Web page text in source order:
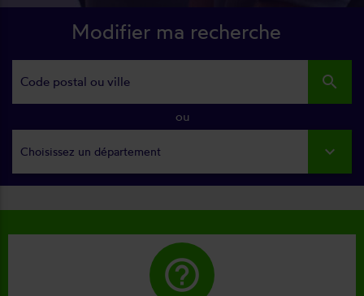
Modifier ma recherche
search
ou
Choisissez un département
help_outline